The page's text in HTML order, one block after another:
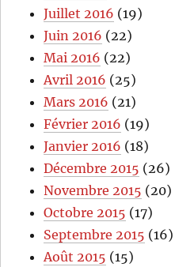
Juillet 2016 (19)
Juin 2016 (22)
Mai 2016 (22)
Avril 2016 (25)
Mars 2016 (21)
Février 2016 (19)
Janvier 2016 (18)
Décembre 2015 (26)
Novembre 2015 (20)
Octobre 2015 (17)
Septembre 2015 (16)
Août 2015 (15)